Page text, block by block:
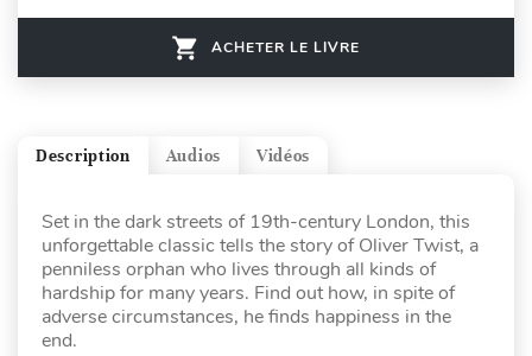
ACHETER LE LIVRE
Vidéos
Audios
Description
Set in the dark streets of 19th-century London, this
unforgettable classic tells the story of Oliver Twist, a
penniless orphan who lives through all kinds of
hardship for many years. Find out how, in spite of
adverse circumstances, he finds happiness in the
end.